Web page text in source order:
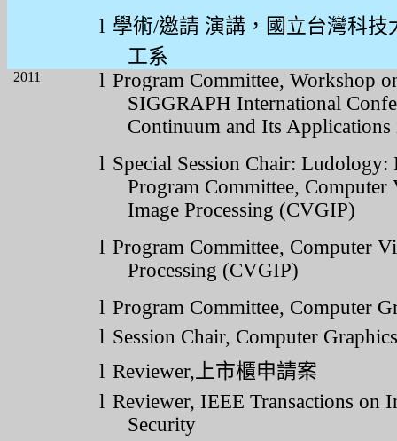
l 學術/邀請 演講，國立台灣科技
工系
2011 l Program Committee, Workshop
SIGGRAPH International
Continuum and Its
l Special Session Chair: Ludology:
Program Committee, Computer
Image Processing (CVGIP)
l Program Committee, Computer
Processing (CVGIP)
l Program Committee, Computer
l Session Chair, Computer
l Reviewer,上市櫃申請案
l Reviewer, IEEE Transactions on
Security